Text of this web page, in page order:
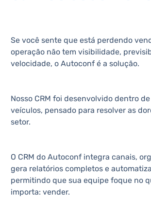
Se você sente que está perdendo
operação não tem visibilidade,
velocidade, o Autoconf é a solução.
Nosso CRM foi desenvolvido dentro
veículos, pensado para resolver as
setor.
O CRM do Autoconf integra canais,
gera relatórios completos e
permitindo que sua equipe foque no
importa: vender.